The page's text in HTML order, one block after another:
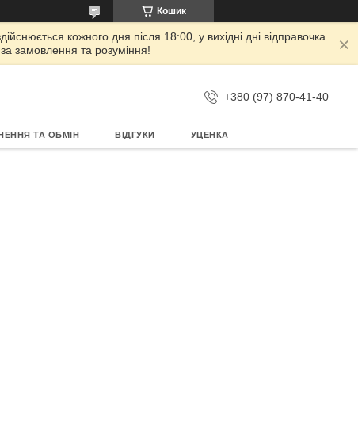
Кошик
кожного дня після 18:00, у вихідні дні відправочка
замовлення та розуміння!
+380 (97) 870-41-40
ТА ОБМІН ВІДГУКИ УЦЕНКА